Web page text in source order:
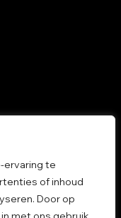
ervaring te
of inhoud
Door op